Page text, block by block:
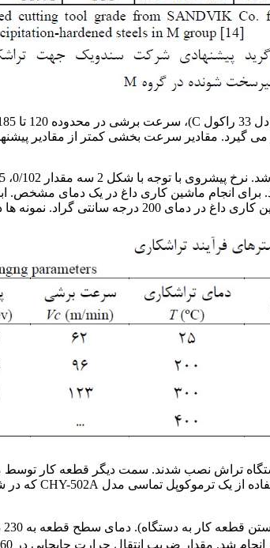
240 درجه سانتی گراد پیش گرم شدند.
کوره طی زمان 60 ثانیه بر روی اسپیندل دستگاه تراش نصب